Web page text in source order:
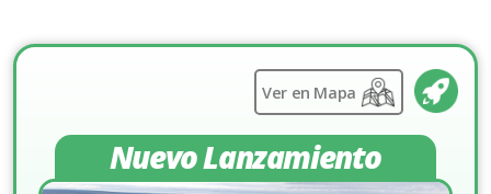
Ver en Mapa
Nuevo Lanzamiento